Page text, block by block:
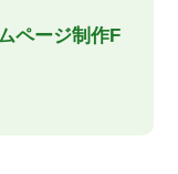
ページ制作F